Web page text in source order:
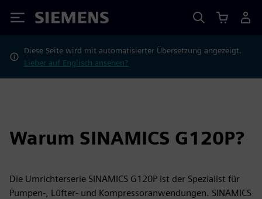
Siemens
Diese Seite wird mit automatisierter Übersetzung angezeigt.
Lieber auf Englisch ansehen?
Warum SINAMICS G120P?
Die Umrichterserie SINAMICS G120P ist der Spezialist für
Pumpen-, Lüfter- und Kompressoranwendungen. SINAMICS